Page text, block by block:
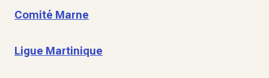
Comité Marne
Ligue Martinique